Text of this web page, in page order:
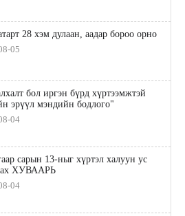
28 хэм дулаан, аадар бороо орно
05
бол иргэн бүрд хүртээмжтэй
эрүүл мэндийн бодлого"
04
сарын 13-ныг хүртэл халуун ус
ХУВААРЬ
04